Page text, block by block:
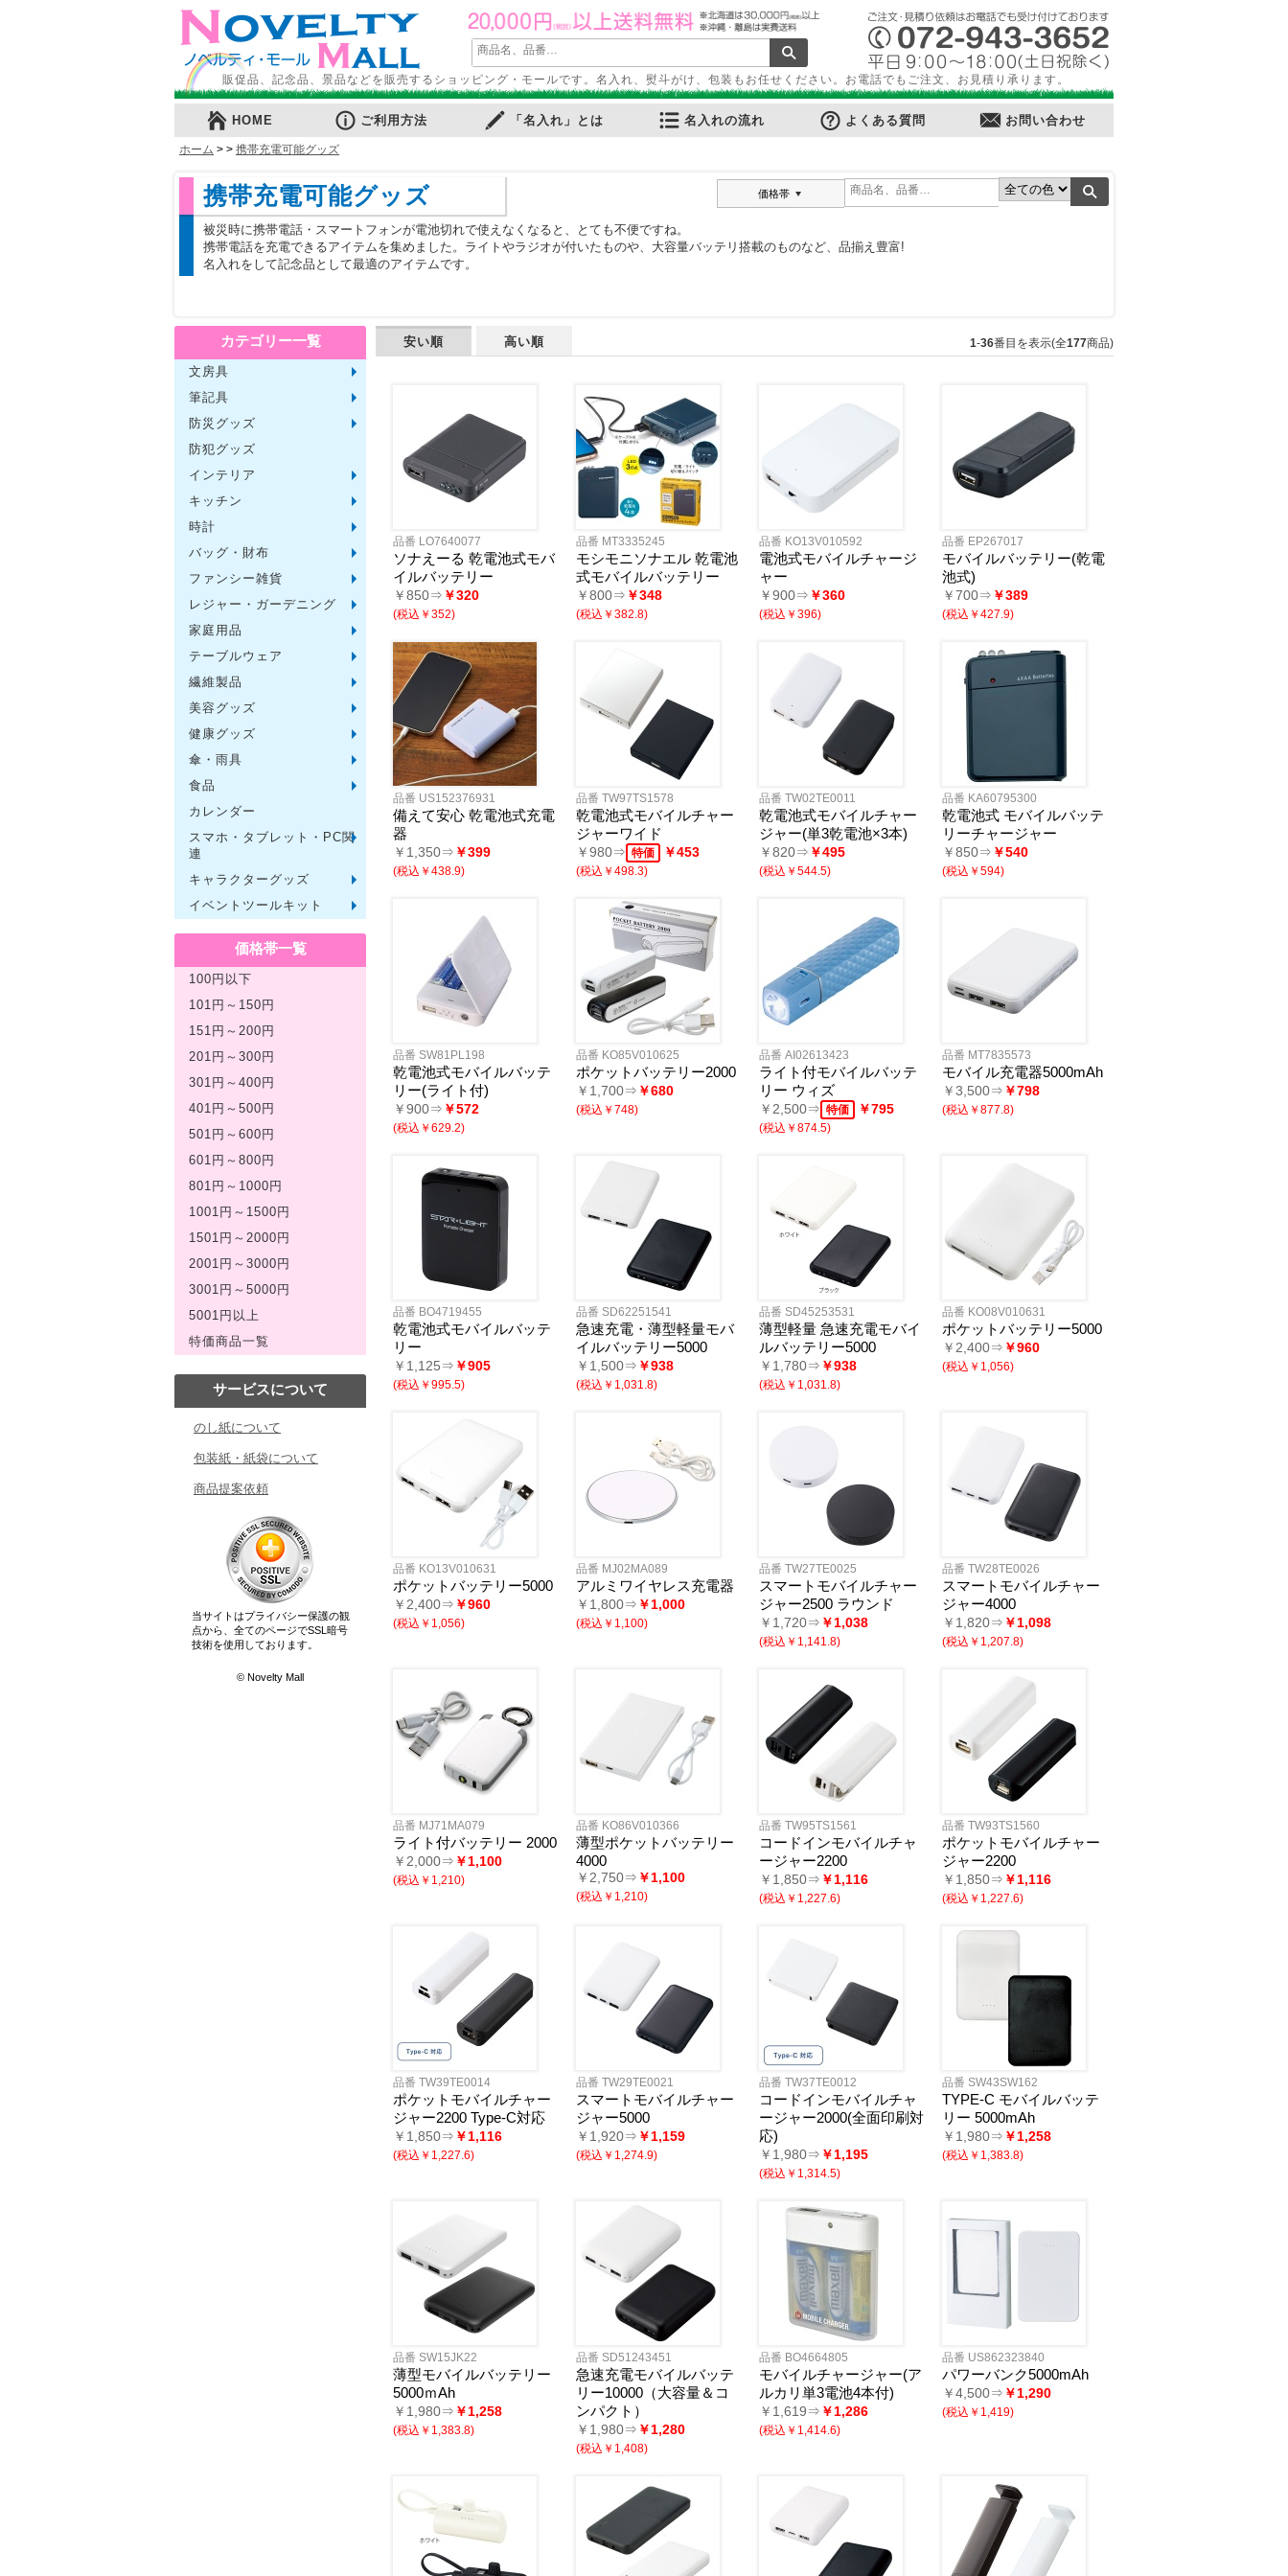
販促品、記念品、景品などを販売するショッピング・モールです。名入れ、熨斗がけ、包装もお任せください。お電話でもご注文、お見積り承ります。
HOME ご利用方法 「名入れ」とは 名入れの流れ よくある質問 お問い合わせ
ホーム > > 携帯充電可能グッズ
携帯充電可能グッズ 価格帯
被災時に携帯電話・スマートフォンが電池切れで使えなくなると、とても不便ですね。
携帯電話を充電できるアイテムを集めました。ライトやラジオが付いたものや、大容量バッテリ搭載のものなど、品揃え豊富!
名入れをして記念品として最適のアイテムです。
カテゴリー一覧
文房具
筆記具
防災グッズ
電池不要！防災用品
ブランケット・シート
携帯充電可能グッズ
防犯グッズ
インテリア
フォトフレーム
アロマディフューザー
ライト・キャンドル
インテリア小物
クッション・チェア
キッチン
スチーマー・鍋
キッチン家電
はかり・スケール
時計
バッグ・財布
トートバッグ
ポーチ・巾着
エコバッグ
保温冷バッグ
レジカゴバッグ
財布
同柄シリーズ
その他
ファンシー雑貨
玩具
アニマルキャラクター
スイーツモチーフ
アクセサリー
お守・縁起物
その他
レジャー・ガーデニング
家庭用品
テーブルウェア
陶磁器
カップ・湯呑
ガラス製品
おはし類・カトラリー
タンブラー
その他
繊維製品
タオル
クロス・クリーナー
ブランケット
マフラー・スカーフ
衣類
その他
美容グッズ
コスメグッズ
ミラー
ネイルケア
バスグッズ
その他
健康グッズ
体脂肪対策
マッサージ・リラックス
温湿度管理
歩数計
その他
傘・雨具
長傘
折りたたみ傘
晴雨兼用傘
レインコート・ポンチョ
その他
食品
お菓子類
ラーメン
うどん・そば
そうめん
麺類その他
お米・餅
調味料
飲み物
非常食
プチギフト
その他
カレンダー
スマホ・タブレット・PC関
連
バッテリー&充電器
タッチペン
クリーナー
PC関連グッズ
スマホ関連グッズ
キャラクターグッズ 文房具
バッグ・財布
レジャー用品
テーブルウェア
繊維製品
その他
イベントツールキット
価格帯一覧
100円以下
101円～150円
151円～200円
201円～300円
301円～400円
401円～500円
501円～600円
601円～800円
801円～1000円
1001円～1500円
1501円～2000円
2001円～3000円
3001円～5000円
5001円以上
特価商品一覧
サービスについて
のし紙について
包装紙・紙袋について
商品提案依頼
当サイトはプライバシー保護の観
点から、全てのページでSSL暗号
技術を使用しております。
© Novelty Mall
安い順 高い順 1-36番目を表示(全177商品)
品番 LO7640077
ソナえーる 乾電池式モバ
イルバッテリー
￥850⇒ ￥320
(税込￥352)
品番 MT3335245
モシモニソナエル 乾電池
式モバイルバッテリー
￥800⇒ ￥348
(税込￥382.8)
品番 KO13V010592
電池式モバイルチャージ
ャー
￥900⇒ ￥360
(税込￥396)
品番 EP267017
モバイルバッテリー(乾電
池式)
￥700⇒ ￥389
(税込￥427.9)
品番 US152376931
備えて安心 乾電池式充電
器
￥1,350⇒ ￥399
(税込￥438.9)
品番 TW97TS1578
乾電池式モバイルチャー
ジャーワイド
￥980⇒ 特価 ￥453
(税込￥498.3)
品番 TW02TE0011
乾電池式モバイルチャー
ジャー(単3乾電池×3本)
￥820⇒ ￥495
(税込￥544.5)
品番 KA60795300
乾電池式 モバイルバッテ
リーチャージャー
￥850⇒ ￥540
(税込￥594)
品番 SW81PL198
乾電池式モバイルバッテ
リー(ライト付)
￥900⇒ ￥572
(税込￥629.2)
品番 KO85V010625
ポケットバッテリー2000
￥1,700⇒ ￥680
(税込￥748)
品番 AI02613423
ライト付モバイルバッテ
リー ウィズ
￥2,500⇒ 特価 ￥795
(税込￥874.5)
品番 MT7835573
モバイル充電器5000mAh
￥3,500⇒ ￥798
(税込￥877.8)
品番 BO4719455
乾電池式モバイルバッテ
リー
￥1,125⇒ ￥905
(税込￥995.5)
品番 SD62251541
急速充電・薄型軽量モバ
イルバッテリー5000
￥1,500⇒ ￥938
(税込￥1,031.8)
品番 SD45253531
薄型軽量 急速充電モバイ
ルバッテリー5000
￥1,780⇒ ￥938
(税込￥1,031.8)
品番 KO08V010631
ポケットバッテリー5000
￥2,400⇒ ￥960
(税込￥1,056)
品番 KO13V010631
ポケットバッテリー5000
￥2,400⇒ ￥960
(税込￥1,056)
品番 MJ02MA089
アルミワイヤレス充電器
￥1,800⇒ ￥1,000
(税込￥1,100)
品番 TW27TE0025
スマートモバイルチャー
ジャー2500 ラウンド
￥1,720⇒ ￥1,038
(税込￥1,141.8)
品番 TW28TE0026
スマートモバイルチャー
ジャー4000
￥1,820⇒ ￥1,098
(税込￥1,207.8)
品番 MJ71MA079
ライト付バッテリー 2000
￥2,000⇒ ￥1,100
(税込￥1,210)
品番 KO86V010366
薄型ポケットバッテリー
4000
￥2,750⇒ ￥1,100
(税込￥1,210)
品番 TW95TS1561
コードインモバイルチャ
ージャー2200
￥1,850⇒ ￥1,116
(税込￥1,227.6)
品番 TW93TS1560
ポケットモバイルチャー
ジャー2200
￥1,850⇒ ￥1,116
(税込￥1,227.6)
品番 TW39TE0014
ポケットモバイルチャー
ジャー2200 Type-C対応
￥1,850⇒ ￥1,116
(税込￥1,227.6)
品番 TW29TE0021
スマートモバイルチャー
ジャー5000
￥1,920⇒ ￥1,159
(税込￥1,274.9)
品番 TW37TE0012
コードインモバイルチャ
ージャー2000(全面印刷対
応)
￥1,980⇒ ￥1,195
(税込￥1,314.5)
品番 SW43SW162
TYPE-C モバイルバッテ
リー 5000mAh
￥1,980⇒ ￥1,258
(税込￥1,383.8)
品番 SW15JK22
薄型モバイルバッテリー
5000ｍAh
￥1,980⇒ ￥1,258
(税込￥1,383.8)
品番 SD51243451
急速充電モバイルバッテ
リー10000（大容量＆コ
ンパクト）
￥1,980⇒ ￥1,280
(税込￥1,408)
品番 BO4664805
モバイルチャージャー(ア
ルカリ単3電池4本付)
￥1,619⇒ ￥1,286
(税込￥1,414.6)
品番 US862323840
パワーバンク5000mAh
￥4,500⇒ ￥1,290
(税込￥1,419)